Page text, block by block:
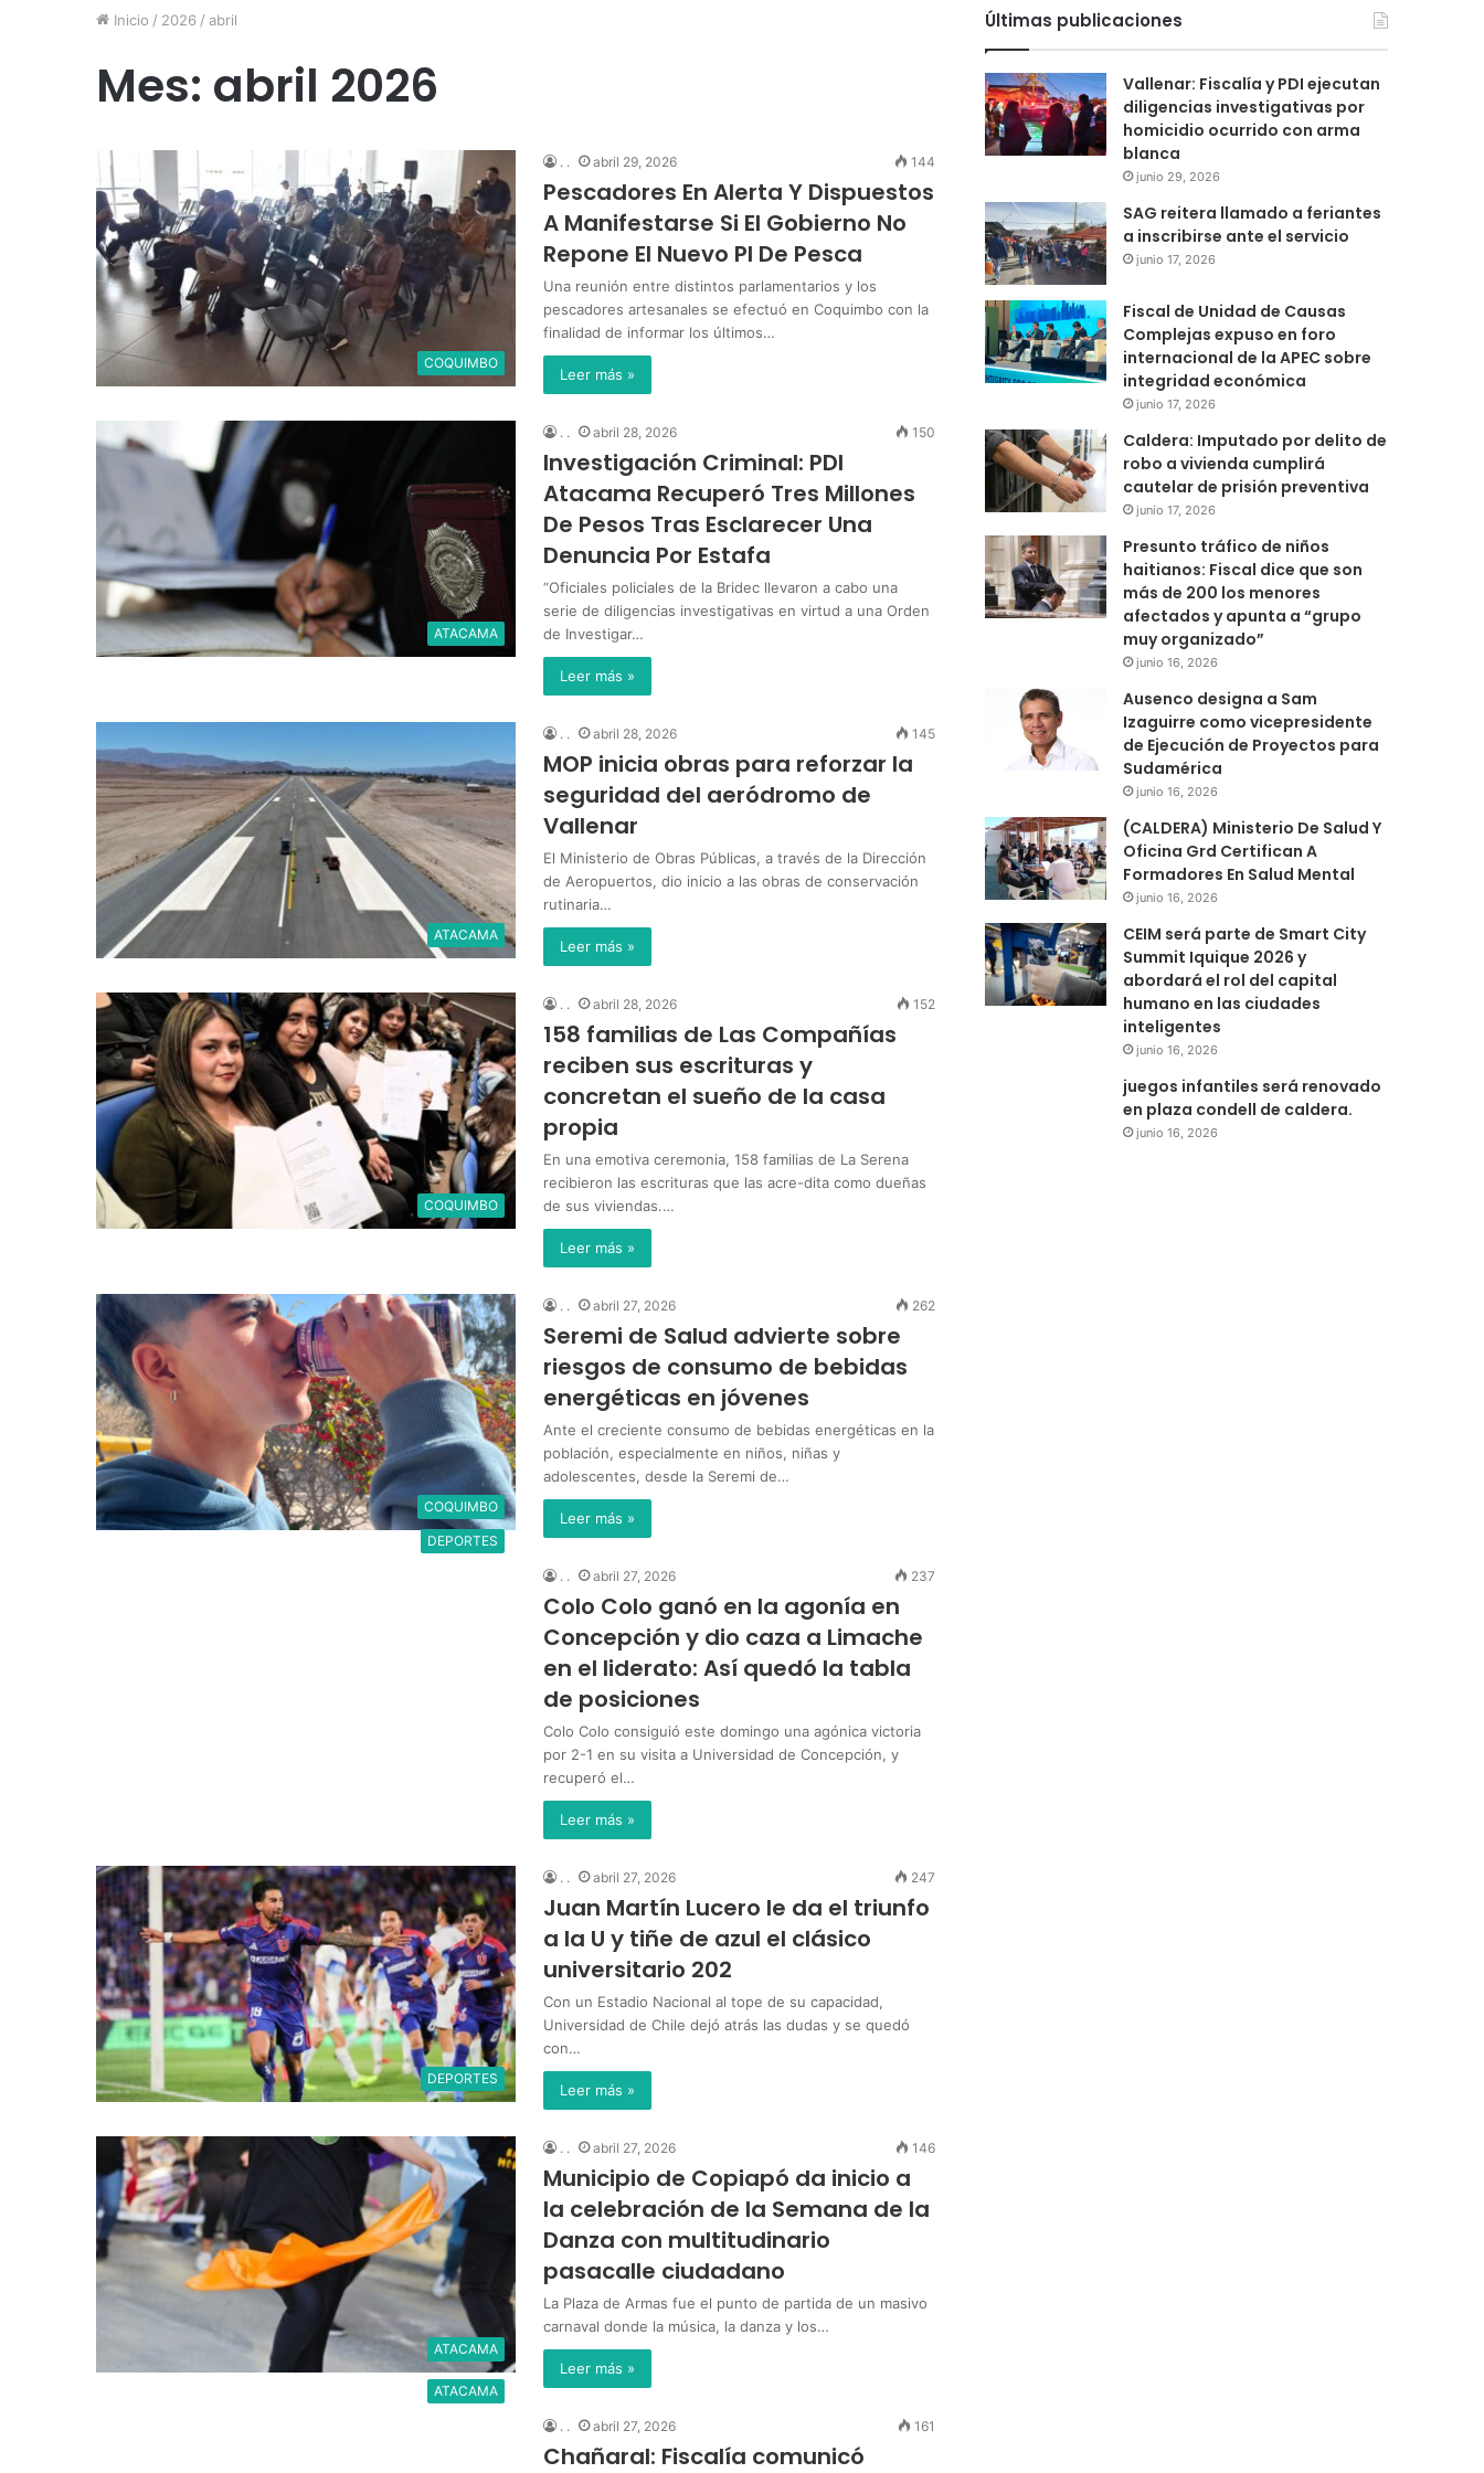
Inicio / 2026 / abril
Mes: abril 2026
COQUIMBO
. . abril 29, 2026 144
Pescadores En Alerta Y Dispuestos
A Manifestarse Si El Gobierno No
Repone El Nuevo Pl De Pesca
Una reunión entre distintos parlamentarios y los
pescadores artesanales se efectuó en Coquimbo con la
finalidad de informar los últimos…
Leer más »
ATACAMA
. . abril 28, 2026 150
Investigación Criminal: PDI
Atacama Recuperó Tres Millones
De Pesos Tras Esclarecer Una
Denuncia Por Estafa
“Oficiales policiales de la Bridec llevaron a cabo una
serie de diligencias investigativas en virtud a una Orden
de Investigar…
Leer más »
ATACAMA
. . abril 28, 2026 145
MOP inicia obras para reforzar la
seguridad del aeródromo de
Vallenar
El Ministerio de Obras Públicas, a través de la Dirección
de Aeropuertos, dio inicio a las obras de conservación
rutinaria…
Leer más »
COQUIMBO
. . abril 28, 2026 152
158 familias de Las Compañías
reciben sus escrituras y
concretan el sueño de la casa
propia
En una emotiva ceremonia, 158 familias de La Serena
recibieron las escrituras que las acre-dita como dueñas
de sus viviendas.…
Leer más »
COQUIMBO
. . abril 27, 2026 262
Seremi de Salud advierte sobre
riesgos de consumo de bebidas
energéticas en jóvenes
Ante el creciente consumo de bebidas energéticas en la
población, especialmente en niños, niñas y
adolescentes, desde la Seremi de…
Leer más »
DEPORTES
. . abril 27, 2026 237
Colo Colo ganó en la agonía en
Concepción y dio caza a Limache
en el liderato: Así quedó la tabla
de posiciones
Colo Colo consiguió este domingo una agónica victoria
por 2-1 en su visita a Universidad de Concepción, y
recuperó el…
Leer más »
DEPORTES
. . abril 27, 2026 247
Juan Martín Lucero le da el triunfo
a la U y tiñe de azul el clásico
universitario 202
Con un Estadio Nacional al tope de su capacidad,
Universidad de Chile dejó atrás las dudas y se quedó
con…
Leer más »
ATACAMA
. . abril 27, 2026 146
Municipio de Copiapó da inicio a
la celebración de la Semana de la
Danza con multitudinario
pasacalle ciudadano
La Plaza de Armas fue el punto de partida de un masivo
carnaval donde la música, la danza y los…
Leer más »
ATACAMA
. . abril 27, 2026 161
Chañaral: Fiscalía comunicó
Últimas publicaciones
Vallenar: Fiscalía y PDI ejecutan
diligencias investigativas por
homicidio ocurrido con arma
blanca
junio 29, 2026
SAG reitera llamado a feriantes
a inscribirse ante el servicio
junio 17, 2026
Fiscal de Unidad de Causas
Complejas expuso en foro
internacional de la APEC sobre
integridad económica
junio 17, 2026
Caldera: Imputado por delito de
robo a vivienda cumplirá
cautelar de prisión preventiva
junio 17, 2026
Presunto tráfico de niños
haitianos: Fiscal dice que son
más de 200 los menores
afectados y apunta a “grupo
muy organizado”
junio 16, 2026
Ausenco designa a Sam
Izaguirre como vicepresidente
de Ejecución de Proyectos para
Sudamérica
junio 16, 2026
(CALDERA) Ministerio De Salud Y
Oficina Grd Certifican A
Formadores En Salud Mental
junio 16, 2026
CEIM será parte de Smart City
Summit Iquique 2026 y
abordará el rol del capital
humano en las ciudades
inteligentes
junio 16, 2026
juegos infantiles será renovado
en plaza condell de caldera.
junio 16, 2026